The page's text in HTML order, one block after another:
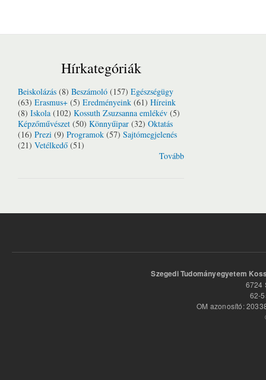
Hírkategóriák
Beiskolázás (8) Beszámoló (157) Egészségügy
(63) Erasmus+ (5) Eredményeink (61) Híreink
(8) Iskola (102) Kossuth Zsuzsanna emlékév (5)
Képzőművészet (50) Könnyűipar (32) Oktatás
(16) Prezi (9) Programok (57) Sajtómegjelenés
(21) Vetélkedő (51)
Tovább
Szegedi Tudományegyetem
6724
62-
OM azonosító: